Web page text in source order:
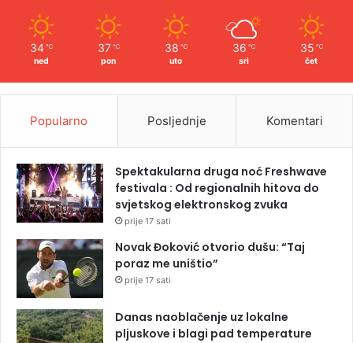
34 ℃
ned
37 ℃
pon
38 ℃
uto
36 ℃
sri
35 ℃
čet
Popularno Posljednje Komentari
Spektakularna druga noć Freshwave
festivala : Od regionalnih hitova do
svjetskog elektronskog zvuka
prije 17 sati
Novak Đoković otvorio dušu: “Taj
poraz me uništio”
prije 17 sati
Danas naoblačenje uz lokalne
pljuskove i blagi pad temperature